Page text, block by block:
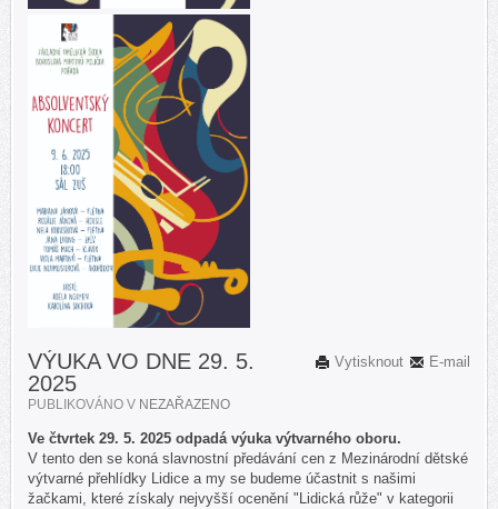
E-mail
Vytisknout
VÝUKA VO DNE 29. 5.
2025
PUBLIKOVÁNO V NEZAŘAZENO
Ve čtvrtek 29. 5. 2025 odpadá výuka výtvarného oboru.
V tento den se koná slavnostní předávání cen z Mezinárodní dětské
výtvarné přehlídky Lidice a my se budeme účastnit s našimi
žačkami, které získaly nejvyšší ocenění "Lidická růže" v kategorii